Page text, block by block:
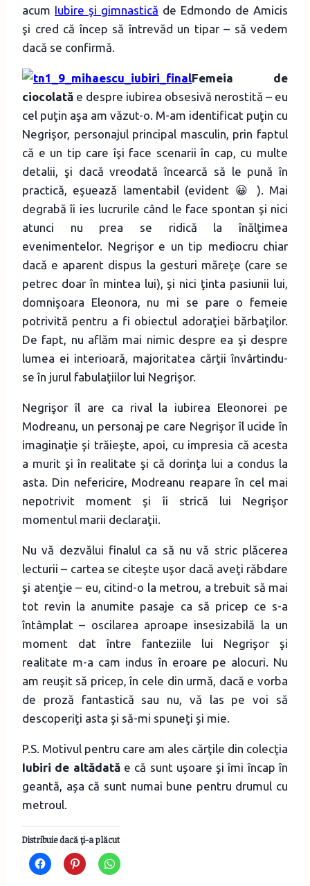
acum Iubire şi gimnastică de Edmondo de Amicis
şi cred că încep să întrevăd un tipar – să vedem
dacă se confirmă.
Femeia de
ciocolată e despre iubirea obsesivă nerostită – eu
cel puţin aşa am văzut-o. M-am identificat puţin cu
Negrişor, personajul principal masculin, prin faptul
că e un tip care îşi face scenarii în cap, cu multe
detalii, şi dacă vreodată încearcă să le pună în
practică, eşuează lamentabil (evident 😀 ). Mai
degrabă îi ies lucrurile când le face spontan şi nici
atunci nu prea se ridică la înălţimea
evenimentelor. Negrişor e un tip mediocru chiar
dacă e aparent dispus la gesturi măreţe (care se
petrec doar în mintea lui), şi nici ţinta pasiunii lui,
domnişoara Eleonora, nu mi se pare o femeie
potrivită pentru a fi obiectul adoraţiei bărbaţilor.
De fapt, nu aflăm mai nimic despre ea şi despre
lumea ei interioară, majoritatea cărţii învârtindu-
se în jurul fabulaţiilor lui Negrişor.
Negrişor îl are ca rival la iubirea Eleonorei pe
Modreanu, un personaj pe care Negrişor îl ucide în
imaginaţie şi trăieşte, apoi, cu impresia că acesta
a murit şi în realitate şi că dorinţa lui a condus la
asta. Din nefericire, Modreanu reapare în cel mai
nepotrivit moment şi îi strică lui Negrişor
momentul marii declaraţii.
Nu vă dezvălui finalul ca să nu vă stric plăcerea
lecturii – cartea se citeşte uşor dacă aveţi răbdare
şi atenţie – eu, citind-o la metrou, a trebuit să mai
tot revin la anumite pasaje ca să pricep ce s-a
întâmplat – oscilarea aproape insesizabilă la un
moment dat între fanteziile lui Negrişor şi
realitate m-a cam indus în eroare pe alocuri. Nu
am reuşit să pricep, în cele din urmă, dacă e vorba
de proză fantastică sau nu, vă las pe voi să
descoperiţi asta şi să-mi spuneţi şi mie.
P.S. Motivul pentru care am ales cărţile din colecţia
Iubiri de altădatăe că sunt uşoare şi îmi încap în
geantă, aşa că sunt numai bune pentru drumul cu
metroul.
Distribuie dacă ţi-a plăcut